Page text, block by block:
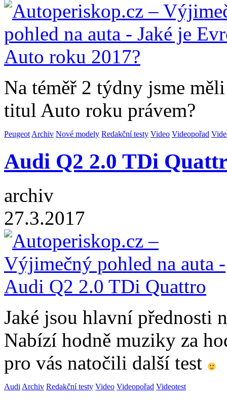
Na téměř 2 týdny jsme
titul Auto roku právem?
Peugeot Archiv Nové modely Redakční testy Video Videopořad
Audi Q2 2.0 TDi
archiv
27.3.2017
Jaké jsou hlavní přednosti
Nabízí hodně muziky za
pro vás natočili další test
Audi Archiv Redakční testy Video Videopořad Videotest